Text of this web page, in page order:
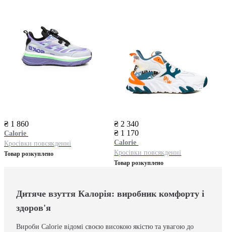
₴ 1 860
Calorie
Кросівки повсякденні
Товар розкуплено
₴ 2 340
₴ 1 170
Calorie
Кросівки повсякденні
Товар розкуплено
Дитяче взуття Калорія: виробник комфорту і
здоров'я
Вироби Calorie відомі своєю високою якістю та увагою до